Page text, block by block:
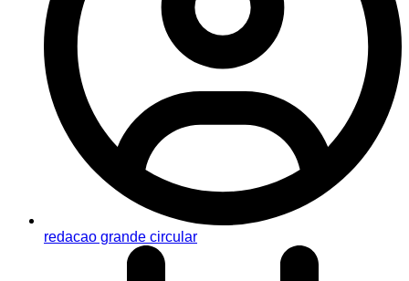
redacao grande circular